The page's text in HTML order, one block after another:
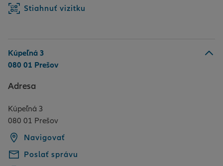
Stiahnuť vizitku
Kúpeľná 3
080 01 Prešov
Adresa
Kúpeľná 3
080 01 Prešov
Navigovať
Poslať správu